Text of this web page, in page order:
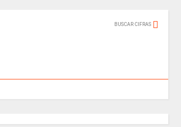
BUSCAR CIFRAS